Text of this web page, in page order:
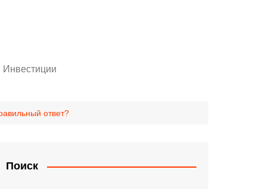
Инвестиции
Статьи
ответ?
Поиск